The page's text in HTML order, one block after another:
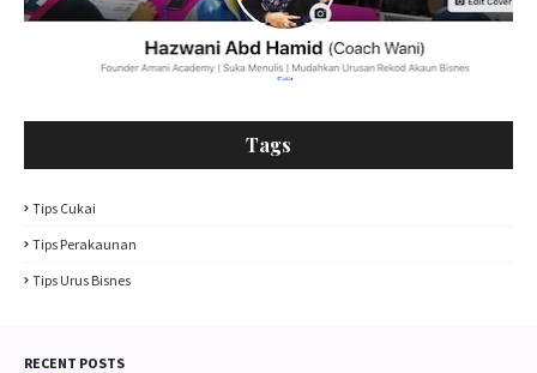
Tags
Tips Cukai
Tips Perakaunan
Tips Urus Bisnes
RECENT POSTS